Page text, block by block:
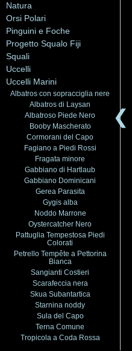
Natura
Orsi Polari
Pinguini e Foche
Progetto Squalo Fiji
Squali
Uccelli
Uccelli Marini
Albatros con sopracciglia nere
Albatros di Laysan
Albatroso Piede Nero
Booby Mascherato
Cormorani del Capo
Fagiano a Piedi Rossi
Fragata minore
Gabbiano di Hartlaub
Gabbiano Dominicani
Gerea Parasita
Gygis alba
Noddo Marrone
Oystercatcher Nero
Pattuglia Tempestosa Piedi
Colorati
Petrello Tempête a Pettorina
Bianca
Sangianti Costieri
Scarafeccia nera
Skua Subantartica
Starnina noddy
Sula del Capo
Terna Comune
Tropicola a Coda Rossa
❮